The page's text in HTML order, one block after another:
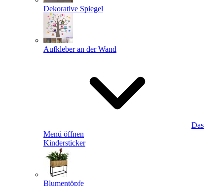
Dekorative Spiegel
Aufkleber an der Wand
Das
Menü öffnen
Kindersticker
Blumentöpfe